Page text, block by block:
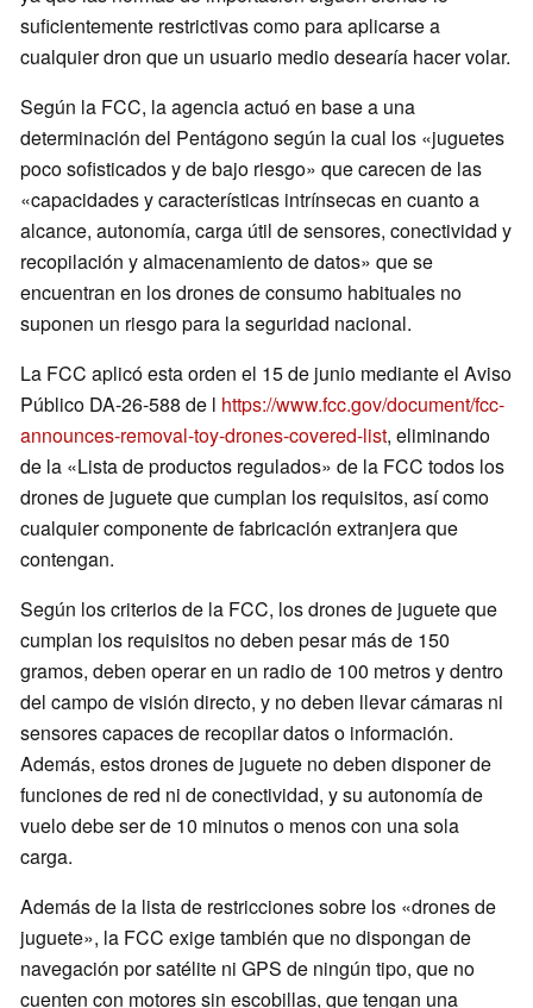
suficientemente restrictivas como para aplicarse a
cualquier dron que un usuario medio desearía hacer volar.
Según la FCC, la agencia actuó en base a una
determinación del Pentágono según la cual los «juguetes
poco sofisticados y de bajo riesgo» que carecen de las
«capacidades y características intrínsecas en cuanto a
alcance, autonomía, carga útil de sensores, conectividad y
recopilación y almacenamiento de datos» que se
encuentran en los drones de consumo habituales no
suponen un riesgo para la seguridad nacional.
La FCC aplicó esta orden el 15 de junio mediante el Aviso
Público DA-26-588 de l https://www.fcc.gov/document/fcc-
announces-removal-toy-drones-covered-list, eliminando
de la «Lista de productos regulados» de la FCC todos los
drones de juguete que cumplan los requisitos, así como
cualquier componente de fabricación extranjera que
contengan.
Según los criterios de la FCC, los drones de juguete que
cumplan los requisitos no deben pesar más de 150
gramos, deben operar en un radio de 100 metros y dentro
del campo de visión directo, y no deben llevar cámaras ni
sensores capaces de recopilar datos o información.
Además, estos drones de juguete no deben disponer de
funciones de red ni de conectividad, y su autonomía de
vuelo debe ser de 10 minutos o menos con una sola
carga.
Además de la lista de restricciones sobre los «drones de
juguete», la FCC exige también que no dispongan de
navegación por satélite ni GPS de ningún tipo, que no
cuenten con motores sin escobillas, que tengan una